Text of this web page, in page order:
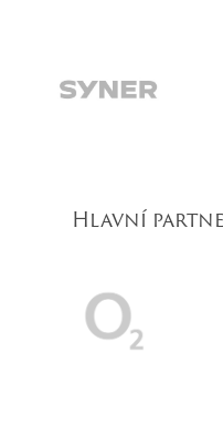
Hlavní